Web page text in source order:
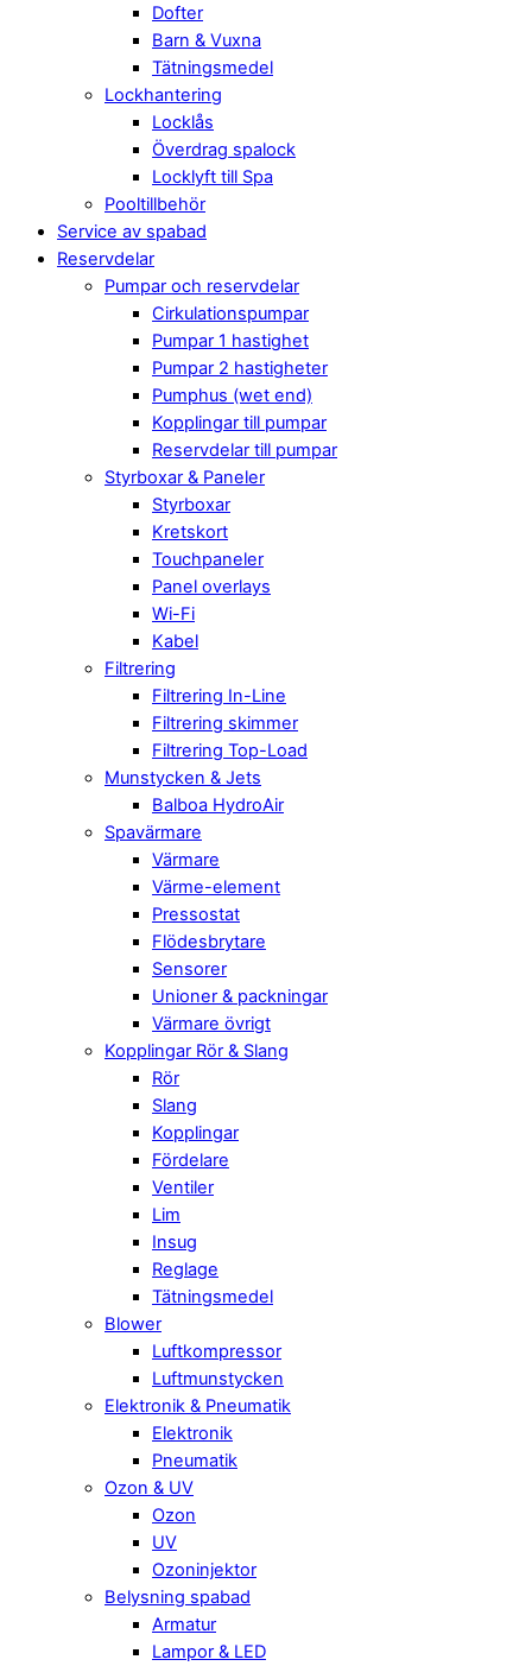
Dofter
Barn & Vuxna
Tätningsmedel
Lockhantering
Locklås
Överdrag spalock
Locklyft till Spa
Pooltillbehör
Service av spabad
Reservdelar
Pumpar och reservdelar
Cirkulationspumpar
Pumpar 1 hastighet
Pumpar 2 hastigheter
Pumphus (wet end)
Kopplingar till pumpar
Reservdelar till pumpar
Styrboxar & Paneler
Styrboxar
Kretskort
Touchpaneler
Panel overlays
Wi-Fi
Kabel
Filtrering
Filtrering In-Line
Filtrering skimmer
Filtrering Top-Load
Munstycken & Jets
Balboa HydroAir
Spavärmare
Värmare
Värme-element
Pressostat
Flödesbrytare
Sensorer
Unioner & packningar
Värmare övrigt
Kopplingar Rör & Slang
Rör
Slang
Kopplingar
Fördelare
Ventiler
Lim
Insug
Reglage
Tätningsmedel
Blower
Luftkompressor
Luftmunstycken
Elektronik & Pneumatik
Elektronik
Pneumatik
Ozon & UV
Ozon
UV
Ozoninjektor
Belysning spabad
Armatur
Lampor & LED